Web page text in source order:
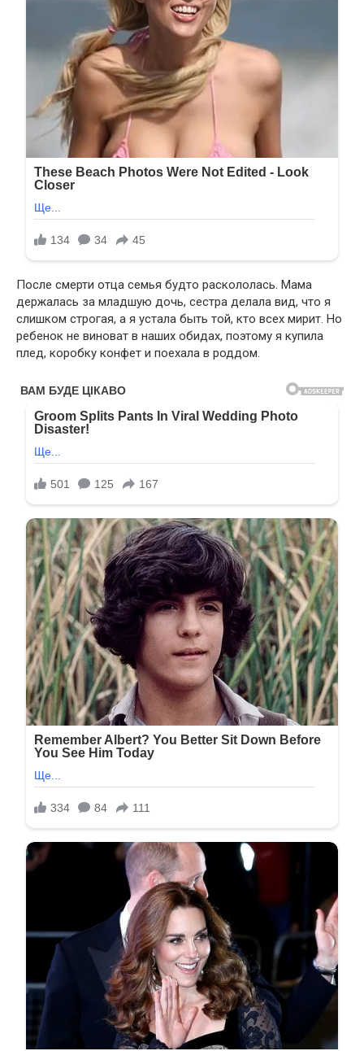
После смерти отца семья будто раскололась. Мама
держалась за младшую дочь, сестра делала вид, что я
слишком строгая, а я устала быть той, кто всех мирит. Но
ребенок не виноват в наших обидах, поэтому я купила
плед, коробку конфет и поехала в роддом.